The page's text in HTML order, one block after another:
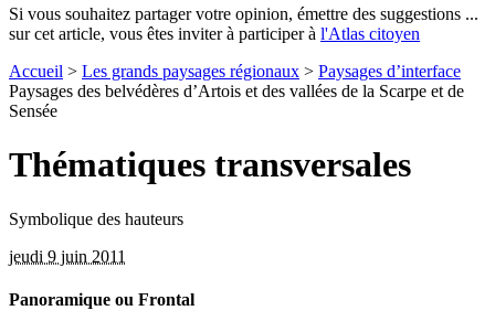
Si vous souhaitez partager votre opinion, émettre des suggestions ...
sur cet article, vous êtes inviter à participer à l'Atlas citoyen
Accueil > Les grands paysages régionaux > Paysages d’interface
Paysages des belvédères d’Artois et des vallées de la Scarpe et de
Sensée
Thématiques transversales
Symbolique des hauteurs
jeudi 9 juin 2011
Panoramique ou Frontal